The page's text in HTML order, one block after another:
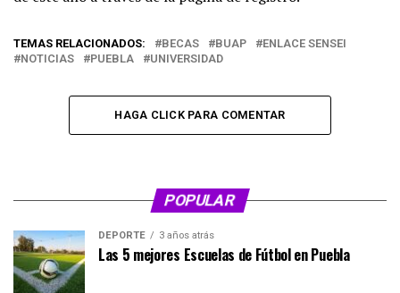
TEMAS RELACIONADOS: BECAS BUAP
ENLACE SENSEI
NOTICIAS
PUEBLA UNIVERSIDAD
HAGA CLICK PARA COMENTAR
POPULAR
DEPORTE 3 años atrás
Las 5 mejores Escuelas de Fútbol en Puebla